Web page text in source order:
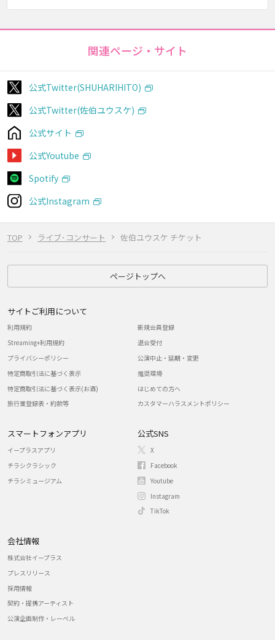
TOP ライブ･コンサート 佐伯ユウスケ チケット
関連ページ・サイト
公式Twitter(SHUHARIHITO)
公式Twitter(佐伯ユウスケ)
公式サイト
公式Youtube
Spotify
公式Instagram
ページトップへ
サイトご利用について
利用規約
Streaming+利用規約
プライバシーポリシー
特定商取引法に基づく表示
特定商取引法に基づく表示(お酒)
旅行業登録表・約款等
新規会員登録
退会受付
公演中止・延期・変更
推奨環境
はじめての方へ
カスタマーハラスメントポリシー
スマートフォンアプリ
イープラスアプリ
チラシクラシック
チラシミュージアム
公式SNS
X
Facebook
Youtube
Instagram
TikTok
会社情報
株式会社イープラス
プレスリリース
採用情報
契約・提携アーティスト
公演企画制作・レーベル